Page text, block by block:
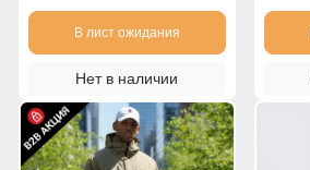
В лист ожидания
Нет в наличии